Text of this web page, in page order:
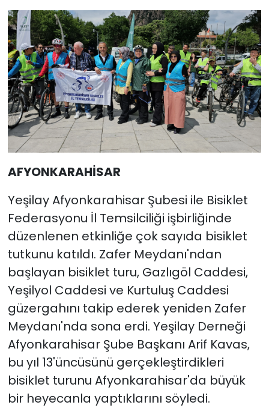
AFYONKARAHİSAR
Yeşilay Afyonkarahisar Şubesi ile Bisiklet
Federasyonu İl Temsilciliği işbirliğinde
düzenlenen etkinliğe çok sayıda bisiklet
tutkunu katıldı. Zafer Meydanı'ndan
başlayan bisiklet turu, Gazlıgöl Caddesi,
Yeşilyol Caddesi ve Kurtuluş Caddesi
güzergahını takip ederek yeniden Zafer
Meydanı'nda sona erdi. Yeşilay Derneği
Afyonkarahisar Şube Başkanı Arif Kavas,
bu yıl 13'üncüsünü gerçekleştirdikleri
bisiklet turunu Afyonkarahisar'da büyük
bir heyecanla yaptıklarını söyledi.